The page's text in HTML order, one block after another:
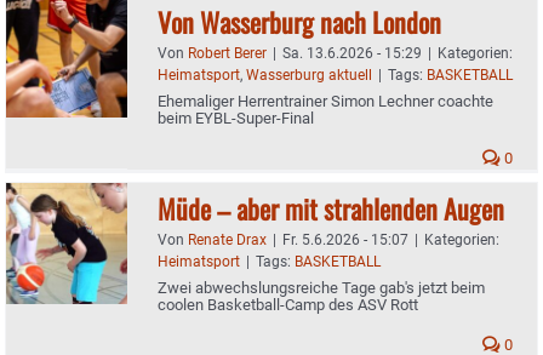
Von Wasserburg nach London
Von Robert Berer | Sa. 13.6.2026 - 15:29 | Kategorien:
Heimatsport, Wasserburg aktuell | Tags: BASKETBALL
Ehemaliger Herrentrainer Simon Lechner coachte
beim EYBL-Super-Final
0
Müde – aber mit strahlenden Augen
Von Renate Drax | Fr. 5.6.2026 - 15:07 | Kategorien:
Heimatsport | Tags: BASKETBALL
Zwei abwechslungsreiche Tage gab's jetzt beim
coolen Basketball-Camp des ASV Rott
0